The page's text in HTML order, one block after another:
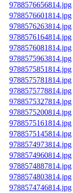
9788576656814.jpg
9788576601814.jpg
9788576263814.jpg
9788576164814.jpg
9788576081814.jpg
9788575963814.jpg
9788575851814.jpg
9788575781814.jpg
9788575778814.jpg
9788575327814.jpg
9788575200814.jpg
9788575161814.jpg
9788575145814.jpg
9788574973814.jpg
9788574960814.jpg
9788574887814.jpg
9788574803814.jpg
9788574746814.jpg